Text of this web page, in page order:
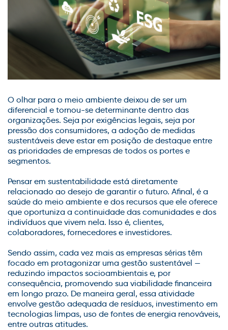
O olhar para o meio ambiente deixou de ser um
diferencial e tornou-se determinante dentro das
organizações. Seja por exigências legais, seja por
pressão dos consumidores, a adoção de medidas
sustentáveis deve estar em posição de destaque entre
as prioridades de empresas de todos os portes e
segmentos.
Pensar em sustentabilidade está diretamente
relacionado ao desejo de garantir o futuro. Afinal, é a
saúde do meio ambiente e dos recursos que ele oferece
que oportuniza a continuidade das comunidades e dos
indivíduos que vivem nela. Isso é, clientes,
colaboradores, fornecedores e investidores.
Sendo assim, cada vez mais as empresas sérias têm
focado em protagonizar uma gestão sustentável —
reduzindo impactos socioambientais e, por
consequência, promovendo sua viabilidade financeira
em longo prazo. De maneira geral, essa atividade
envolve gestão adequada de resíduos, investimento em
tecnologias limpas, uso de fontes de energia renováveis,
entre outras atitudes.